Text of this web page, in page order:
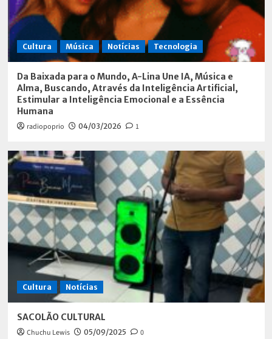
Cultura Música Notícias Tecnologia
Da Baixada para o Mundo, A-Lina Une IA, Música e
Alma, Buscando, Através da Inteligência Artificial,
Estimular a Inteligência Emocional e a Essência
Humana
radiopoprio 04/03/2026 1
Cultura Notícias
SACOLÃO CULTURAL
Chuchu Lewis 05/09/2025 0